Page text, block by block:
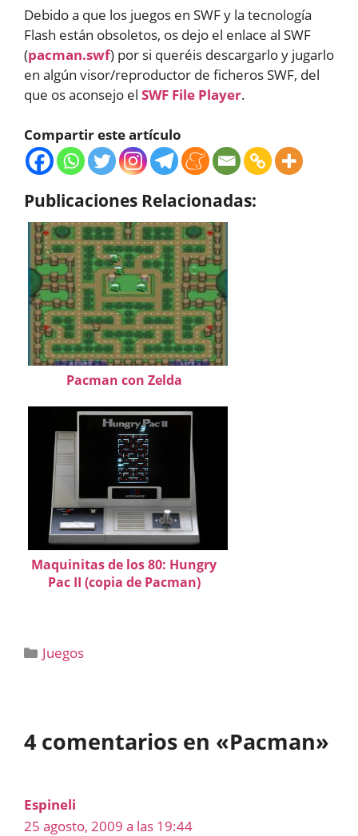
Debido a que los juegos en SWF y la tecnología
Flash están obsoletos, os dejo el enlace al SWF
(pacman.swf) por si queréis descargarlo y jugarlo
en algún visor/reproductor de ficheros SWF, del
que os aconsejo el SWF File Player.
Compartir este artículo
Publicaciones Relacionadas:
Pacman con Zelda
Maquinitas de los 80: Hungry
Pac II (copia de Pacman)
Categorías
Juegos
4 comentarios en «Pacman»
Espineli
25 agosto, 2009 a las 19:44